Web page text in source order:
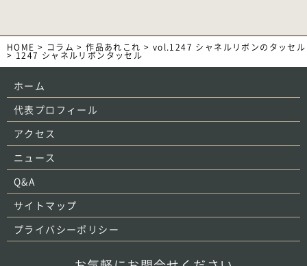
HOME > コラム >作品あれこれ > vol.1247 シャネルリボンのタッセル
> 1247 シャネルリボンタッセル
ホーム
代表プロフィール
アクセス
ニュース
Q&A
サイトマップ
プライバシーポリシー